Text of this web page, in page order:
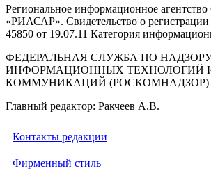
Региональное информационное агентство
«РИАСАР». Свидетельство о
45850 от 19.07.11 Категория
ФЕДЕРАЛЬНАЯ СЛУЖБА ПО
ИНФОРМАЦИОННЫХ ТЕХНОЛОГИЙ
КОММУНИКАЦИЙ (РОСКОМНАДЗОР)
Главный редактор: Ракчеев А.В.
Контакты редакции
Фирменный стиль